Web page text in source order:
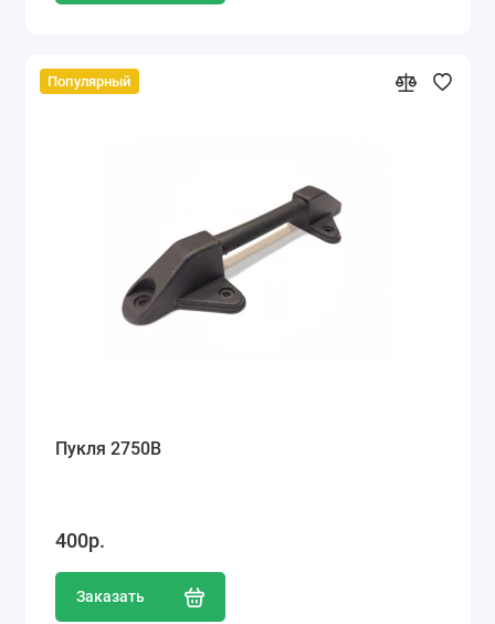
Популярный
Пукля 2750В
400р.
Заказать